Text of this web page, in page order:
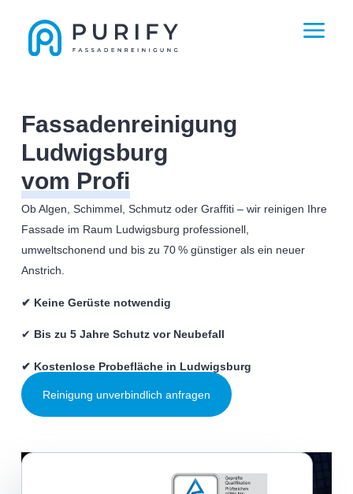
Fassadenreinigung
Ludwigsburg
vom Profi
Ob Algen, Schimmel, Schmutz oder Graffiti – wir reinigen Ihre
Fassade im Raum Ludwigsburg professionell,
umweltschonend und bis zu 70 % günstiger als ein neuer
Anstrich.
✔ Keine Gerüste notwendig
✔ Bis zu 5 Jahre Schutz vor Neubefall
✔ Kostenlose Probefläche in Ludwigsburg
Reinigung unverbindlich anfragen